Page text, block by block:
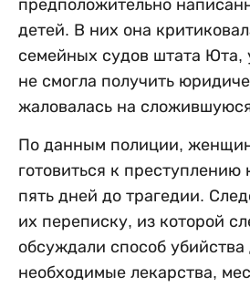
предположительно
детей. В них она
семейных судов штата Юта,
не смогла получить
жаловалась на
По данным полиции,
готовиться к преступлению
пять дней до трагедии.
их переписку, из которой
обсуждали способ убийства
необходимые лекарства,